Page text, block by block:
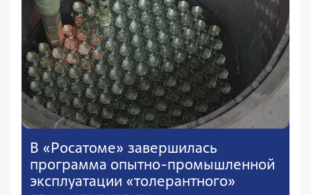
В «Росатоме» завершилась
программа опытно-промышленной
эксплуатации «толерантного»